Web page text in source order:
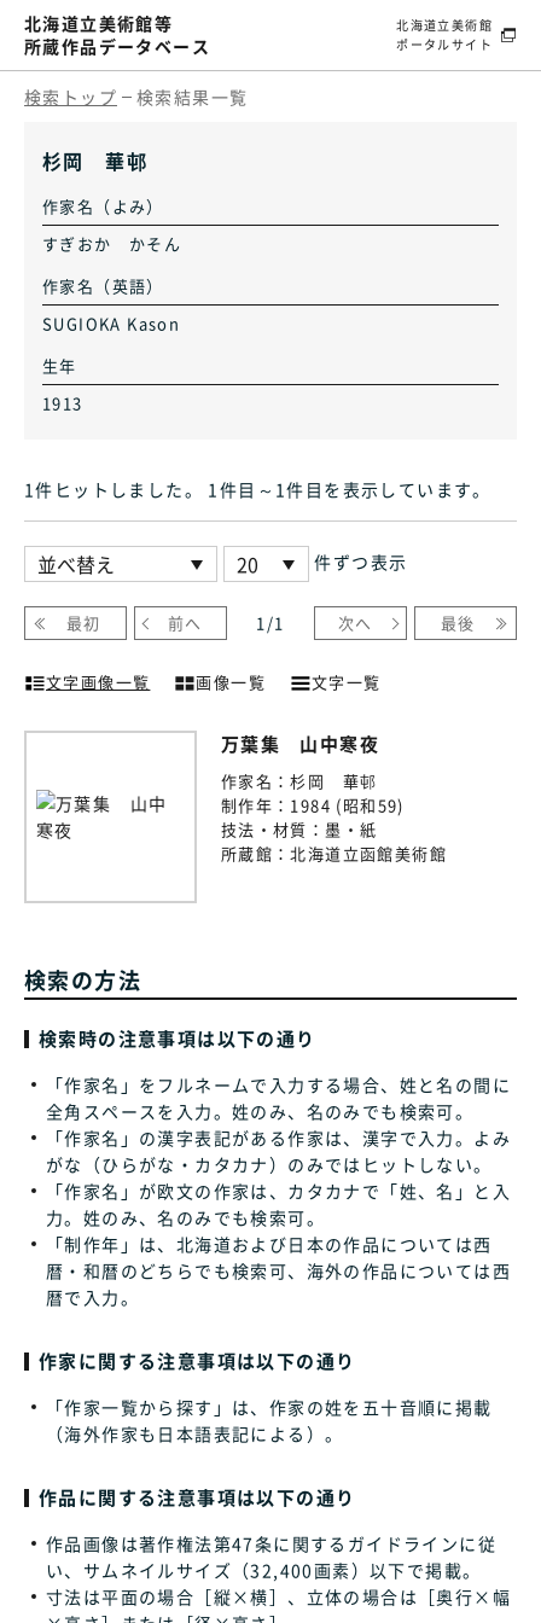
北海道立美術館等
所蔵作品データベース
北海道立美術館
ポータルサイト
検索トップ 検索結果一覧
杉岡 華邨
作家名（よみ）
すぎおか かそん
作家名（英語）
SUGIOKA Kason
生年
1913
1件ヒット しました。 1件目～1件目 を表示しています。
件ずつ表示
最初 前へ 1 /1 次へ 最後
文字画像一覧 画像一覧 文字一覧
万葉集 山中寒夜
作家名：杉岡 華邨
制作年： 1984 (昭和59)
技法・材質： 墨・紙
所蔵館：北海道立函館美術館
検索の方法
検索時の注意事項は以下の通り
「作家名」をフルネームで入力する場合、姓と名の間に
全角スペースを入力。姓のみ、名のみでも検索可。
「作家名」の漢字表記がある作家は、漢字で入力。よみ
がな（ひらがな・カタカナ）のみではヒットしない。
「作家名」が欧文の作家は、カタカナで「姓、名」と入
力。姓のみ、名のみでも検索可。
「制作年」は、北海道および日本の作品については西
暦・和暦のどちらでも検索可、海外の作品については西
暦で入力。
作家に関する注意事項は以下の通り
「作家一覧から探す」は、作家の姓を五十音順に掲載
（海外作家も日本語表記による）。
作品に関する注意事項は以下の通り
作品画像は著作権法第47条に関するガイドラインに従
い、サムネイルサイズ（32,400画素）以下で掲載。
寸法は平面の場合［縦×横］、立体の場合は［奥行×幅